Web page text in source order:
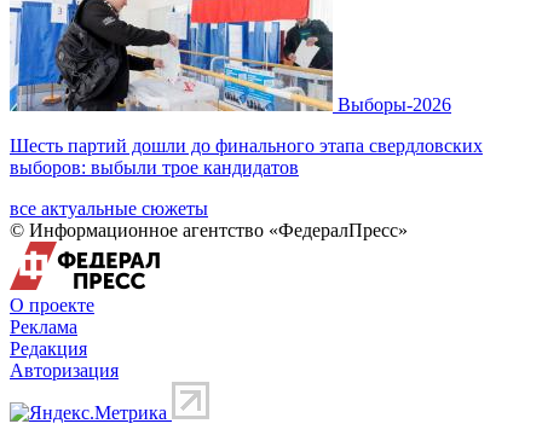
Выборы-2026
Шесть партий дошли до финального этапа свердловских
выборов: выбыли трое кандидатов
все актуальные сюжеты
© Информационное агентство «ФедералПресс»
О проекте
Реклама
Редакция
Авторизация